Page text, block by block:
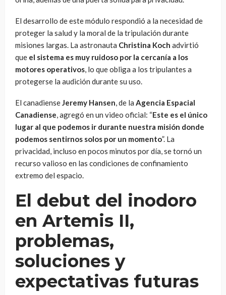
El desarrollo de este módulo respondió a la necesidad de
proteger la salud y la moral de la tripulación durante
misiones largas. La astronauta Christina Koch advirtió
que el sistema es muy ruidoso por la cercanía a los
motores operativos, lo que obliga a los tripulantes a
protegerse la audición durante su uso.
El canadienseJeremy Hansen, de la Agencia Espacial
Canadiense, agregó en un video oficial: “Este es el único
lugar al que podemos ir durante nuestra misión donde
podemos sentirnos solos por un momento”. La
privacidad, incluso en pocos minutos por día, se tornó un
recurso valioso en las condiciones de confinamiento
extremo del espacio.
El debut del inodoro
en Artemis II,
problemas,
soluciones y
expectativas futuras